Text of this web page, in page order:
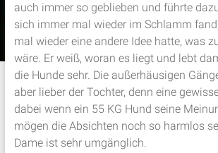
auch immer so geblieben und führte
sich immer mal wieder im Schlamm
mal wieder eine andere Idee hatte, was
wäre. Er weiß, woran es liegt und lebt
die Hunde sehr. Die außerhäusigen
aber lieber der Tochter, denn eine
dabei wenn ein 55 KG Hund seine
mögen die Absichten noch so harmlos
Dame ist sehr umgänglich.